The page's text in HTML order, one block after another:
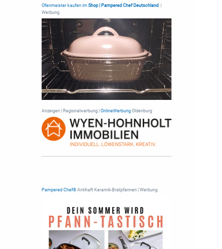
Ofenmeister kaufen im Shop | Pampered Chef Deutschland
Werbung
Anzeigen | Regionalwerbung | OnlineWerbungOldenburg
Pampered Chef®Antihaft Keramik-Bratpfannen | Werbung